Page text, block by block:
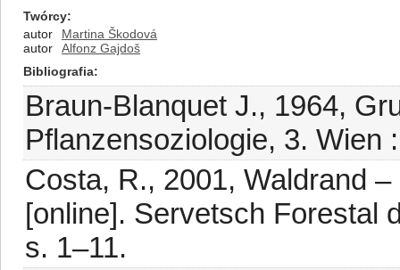
Twórcy
autor
Martina Škodová
autor
Alfonz Gajdoš
Bibliografia
Braun-Blanquet J., 1964,
Pflanzensoziologie, 3. Wien
Costa, R., 2001, Waldrand
[online]. Servetsch Forestal
s. 1–11.